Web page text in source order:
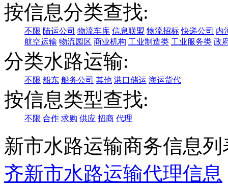
按信息分类查找:
不限 陆运公司 物流车库 信息联盟 物流招标 快递公司 内
航空运输 物流园区 商业机构 工业制造类 工业服务类 政
分类水路运输:
不限 船东 船务公司 其他 港口储运 海运货代
按信息类型查找:
不限 合作 求购 供应 招商 代理
新市水路运输商务信息列
齐新市水路运输代理信息